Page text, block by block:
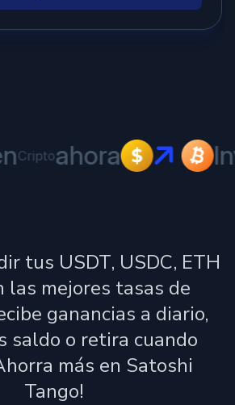
Criptoahora
tus USDT, USDC, ETH
las mejores tasas de
ganancias a diario,
saldo o retira cuando
más en Satoshi
Tango!